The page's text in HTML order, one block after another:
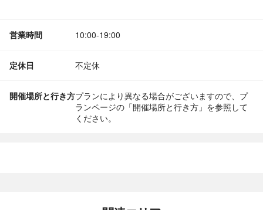
営業時間 10:00-19:00
定休日 不定休
開催場所と行き方プランにより異なる場合がございますので、プ
ランページの「開催場所と行き方」を参照して
ください。